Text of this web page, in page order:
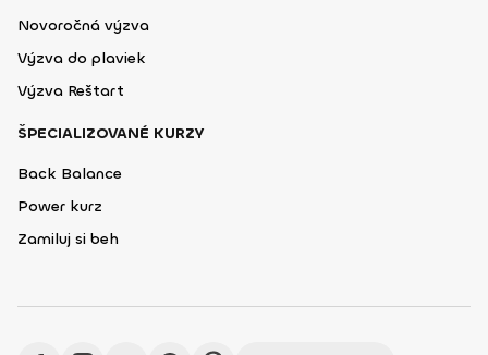
Novoročná výzva
Výzva do plaviek
Výzva Reštart
ŠPECIALIZOVANÉ KURZY
Back Balance
Power kurz
Zamiluj si beh